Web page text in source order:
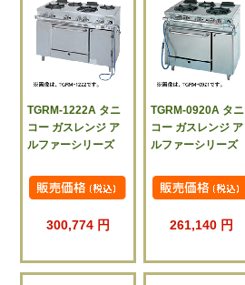
TGRM-1222A タニ
コー ガスレンジ ア
ルファーシリーズ
300,774 円
TGRM-0920A タニ
コー ガスレンジ ア
ルファーシリーズ
261,140 円